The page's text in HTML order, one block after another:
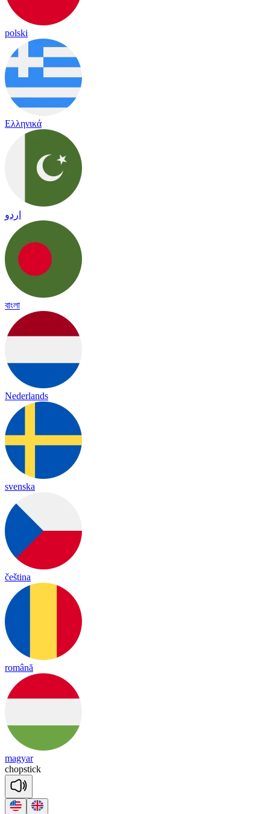
polski
Ελληνικά
اردو
বাংলা
Nederlands
svenska
čeština
română
magyar
chopstick